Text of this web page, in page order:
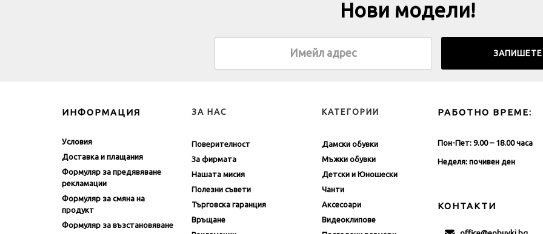
Нови модели!
ИНФОРМАЦИЯ
Условия
Доставка и плащания
Формуляр за предявяване
рекламации
Формуляр за смяна на
продукт
Формуляр за възстановяване
ЗА НАС
Поверителност
За фирмата
Нашата мисия
Полезни съвети
Търговска гаранция
Връщане
КАТЕГОРИИ
Дамски обувки
Мъжки обувки
Детски и Юношески
Чанти
Аксесоари
Видеоклипове
РАБОТНО ВРЕМЕ:
Пон-Пет: 9.00 – 18.00 часа
Неделя: почивен ден
КОНТАКТИ